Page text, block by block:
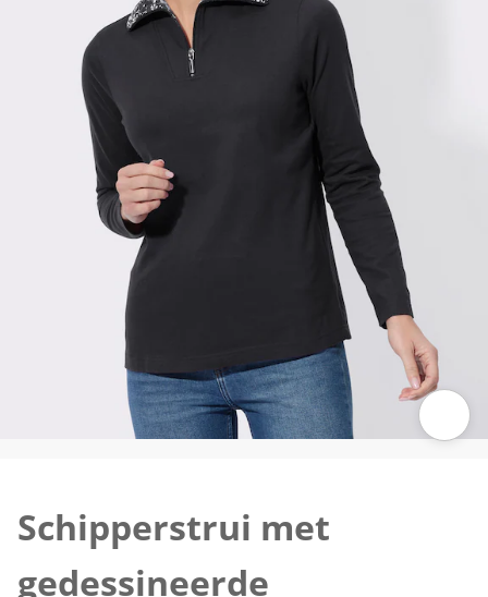
Schipperstrui met
gedessineerde